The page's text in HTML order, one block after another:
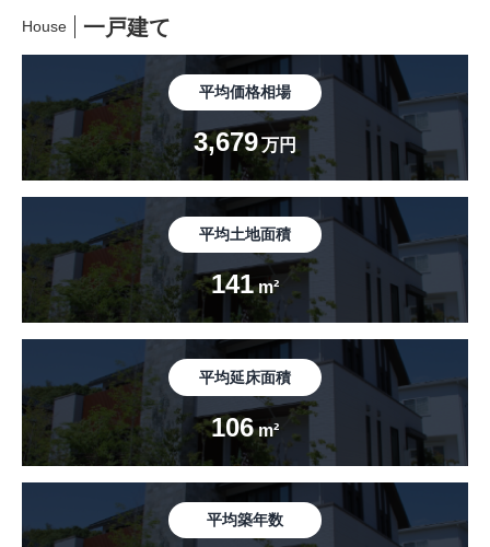
House 一戸建て
平均価格相場
3,679万円
平均土地面積
141m²
平均延床面積
106m²
平均築年数